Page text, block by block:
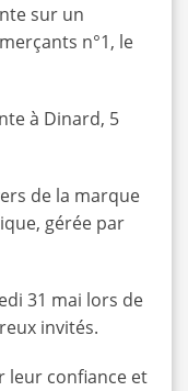
sur un
n°1, le
à Dinard, 5
de la marque
gérée par
31 mai lors de
invités.
leur confiance et